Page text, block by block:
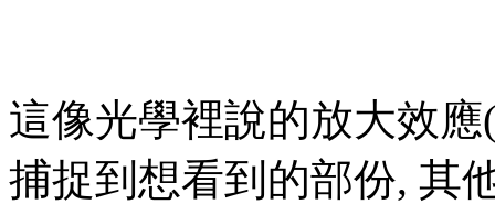
這像光學裡說的放大效
捕捉到想看到的部份, 其